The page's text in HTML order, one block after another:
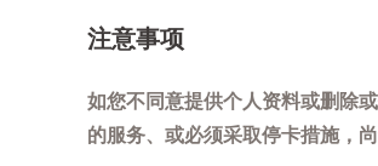
注意事项
如您不同意提供个人资料或删除
的服务、或必须采取停卡措施，尚